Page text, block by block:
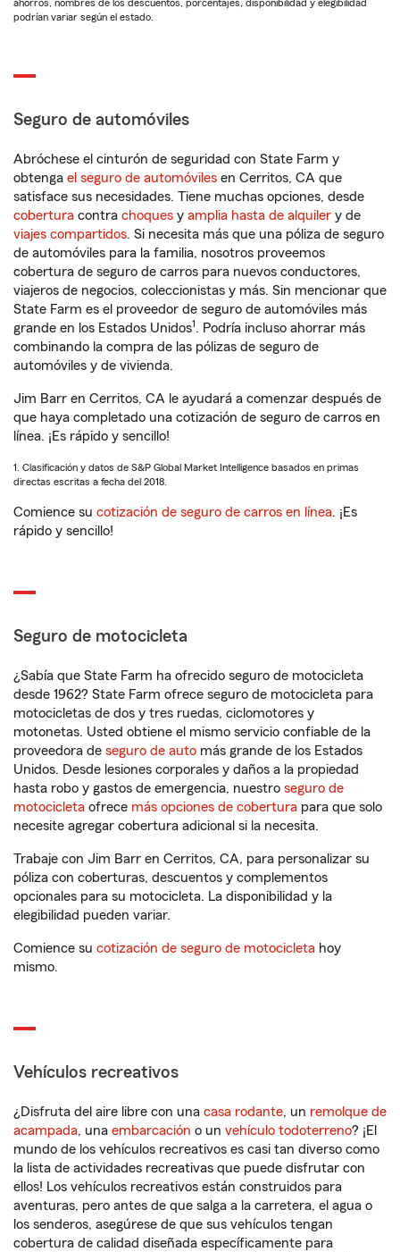
ahorros, nombres de los descuentos, porcentajes, disponibilidad y elegibilidad
podrían variar según el estado.
Seguro de automóviles
Abróchese el cinturón de seguridad con State Farm y
obtenga el seguro de automóviles en Cerritos, CA que
satisface sus necesidades. Tiene muchas opciones, desde
cobertura contra choques y amplia hasta de alquiler y de
viajes compartidos. Si necesita más que una póliza de seguro
de automóviles para la familia, nosotros proveemos
cobertura de seguro de carros para nuevos conductores,
viajeros de negocios, coleccionistas y más. Sin mencionar que
State Farm es el proveedor de seguro de automóviles más
grande en los Estados Unidos1 . Podría incluso ahorrar más
combinando la compra de las pólizas de seguro de
automóviles y de vivienda.
Jim Barr en Cerritos, CA le ayudará a comenzar después de
que haya completado una cotización de seguro de carros en
línea. ¡Es rápido y sencillo!
1. Clasificación y datos de S&P Global Market Intelligence basados en primas
directas escritas a fecha del 2018.
Comience su cotización de seguro de carros en línea. ¡Es
rápido y sencillo!
Seguro de motocicleta
¿Sabía que State Farm ha ofrecido seguro de motocicleta
desde 1962? State Farm ofrece seguro de motocicleta para
motocicletas de dos y tres ruedas, ciclomotores y
motonetas. Usted obtiene el mismo servicio confiable de la
proveedora de seguro de auto más grande de los Estados
Unidos. Desde lesiones corporales y daños a la propiedad
hasta robo y gastos de emergencia, nuestro seguro de
motocicleta ofrece más opciones de cobertura para que solo
necesite agregar cobertura adicional si la necesita.
Trabaje con Jim Barr en Cerritos, CA, para personalizar su
póliza con coberturas, descuentos y complementos
opcionales para su motocicleta. La disponibilidad y la
elegibilidad pueden variar.
Comience su cotización de seguro de motocicleta hoy
mismo.
Vehículos recreativos
¿Disfruta del aire libre con una casa rodante, un remolque de
acampada, una embarcación o un vehículo todoterreno? ¡El
mundo de los vehículos recreativos es casi tan diverso como
la lista de actividades recreativas que puede disfrutar con
ellos! Los vehículos recreativos están construidos para
aventuras, pero antes de que salga a la carretera, el agua o
los senderos, asegúrese de que sus vehículos tengan
cobertura de calidad diseñada específicamente para